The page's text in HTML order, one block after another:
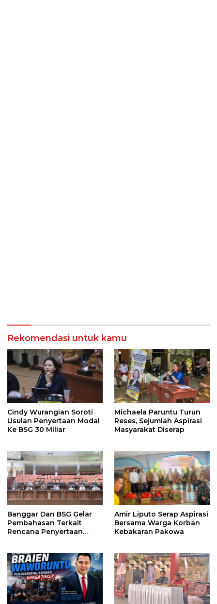
Rekomendasi untuk kamu
Cindy Wurangian Soroti
Usulan Penyertaan Modal
Ke BSG 30 Miliar
Michaela Paruntu Turun
Reses, Sejumlah Aspirasi
Masyarakat Diserap
Banggar Dan BSG Gelar
Pembahasan Terkait
Rencana Penyertaan
Amir Liputo Serap Aspirasi
Bersama Warga Korban
Kebakaran Pakowa